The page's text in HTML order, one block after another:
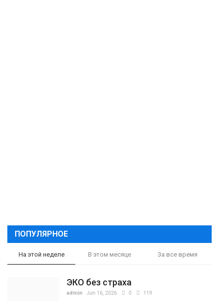
ПОПУЛЯРНОЕ
На этой неделе В этом месяце За все время
ЭКО без страха
admin Jun 16, 2026 0 119